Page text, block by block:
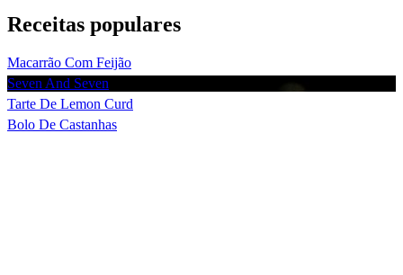
Receitas populares
Macarrão Com Feijão
Seven And Seven
Tarte De Lemon Curd
Bolo De Castanhas